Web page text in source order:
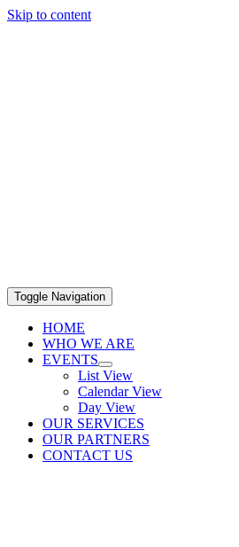
Skip to content
Toggle Navigation
HOME
WHO WE ARE
EVENTS
List View
Calendar View
Day View
OUR SERVICES
OUR PARTNERS
CONTACT US